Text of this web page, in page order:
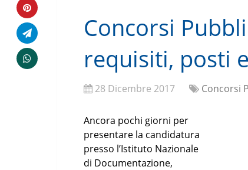
Concorsi
requisiti, posti
28 Dicembre 2017 Concorsi
Ancora pochi giorni per
presentare la candidatura
presso l’Istituto Nazionale
di Documentazione,